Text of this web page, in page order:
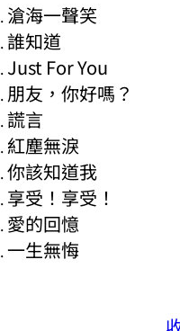
滄海一聲笑
誰知道
Just For You
朋友，你好嗎？
謊言
紅塵無淚
你該知道我
享受！享受！
愛的回憶
一生無悔